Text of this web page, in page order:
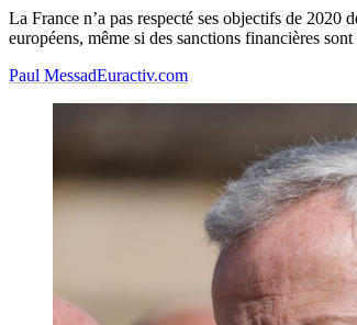
La France n’a pas respecté ses objectifs de
européens, même si des sanctions financières
Paul MessadEuractiv.com